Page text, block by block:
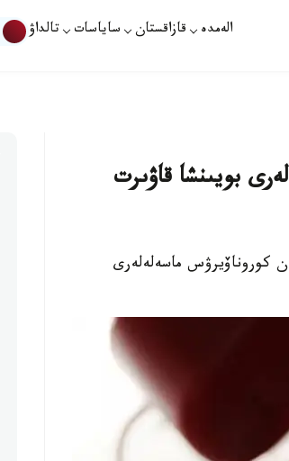
الەمدە قازاقستان ساياسات تالداۋ
بويىنشا قاۋىرت
كوروناۆيرۋس ماسەلەلەرى